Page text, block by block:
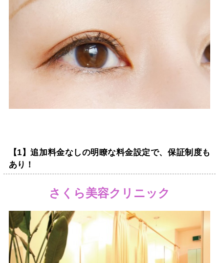
【1】追加料金なしの明瞭な料金設定で、保証制度も
あり！
さくら美容クリニック